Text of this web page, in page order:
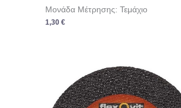
Μονάδα Μέτρησης: Τεμάχιο
1,30€